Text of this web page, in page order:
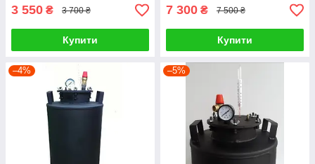
3 550 ₴ 3 700 ₴
Купити
7 300 ₴ 7 500 ₴
Купити
–4% –5%